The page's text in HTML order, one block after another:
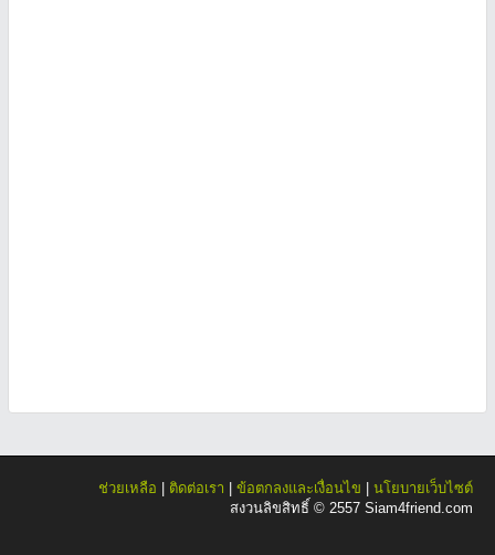
ช่วยเหลือ ติดต่อเรา ข้อตกลงและเงื่อนไข
นโยบายเว็บไซต์
สงวนลิขสิทธิ์ © 2557 Siam4friend.com